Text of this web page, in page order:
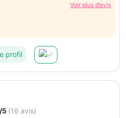
Voir plus d’avis
profil
5 (16 avis)